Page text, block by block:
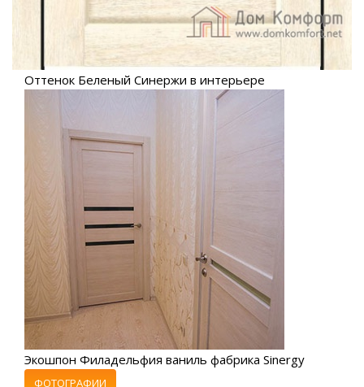
Оттенок Беленый Синержи в интерьере
Экошпон Филадельфия ваниль фабрика Sinergy
ФОТОГРАФИИ